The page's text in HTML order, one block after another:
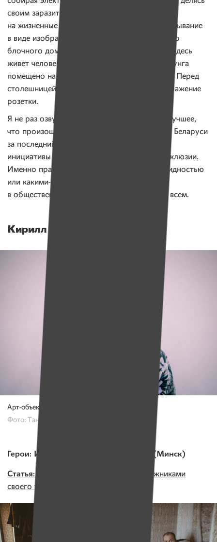
своим заразительным оптимизмом, несмотря
на жизненные перипетии. Я усилил его высказывание
в виде изображения пятиэтажного вытянутого
блочного дома, где за окнами горит фраза «Здесь
живет человек». Изображение светового лозунга
помещено на длинную столешницу с лавкой. Перед
столешницей располагается огромное изображение
розетки.
Я не раз озвучивал, что журнал «Имена» — лучшее,
что произошло с гражданским обществом в Беларуси
за последний год. Основным стержнем этой
инициативы и выставки является понятие инклюзии.
Именно практика включения людей с инвалидностью
или какими-то другими особенностями
в общественную жизнь обогатит эту жизнь всем.
Кирилл Демчев, художник
Арт-объект «135 часов»
Фото: Таня Капитонова
Герои: Игорь Цурилов и Юра Кашин (Минск)
Статья:«Как живут люди, ставшие заложниками
своего тела»